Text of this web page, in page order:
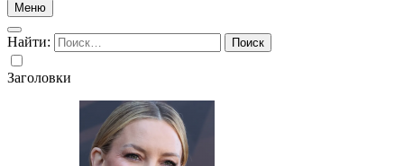
Меню
Найти:
Заголовки